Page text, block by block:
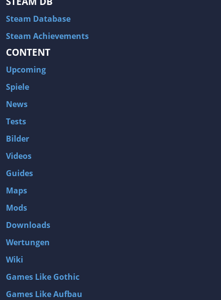
Steam Database
Steam Achievements
CONTENT
Upcoming
Spiele
News
Tests
Bilder
Videos
Guides
Maps
Mods
Downloads
Wertungen
Wiki
Games Like Gothic
Games Like Aufbau